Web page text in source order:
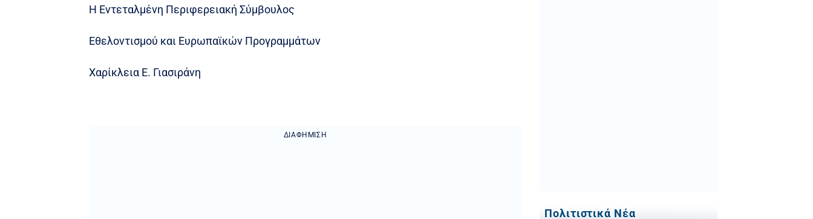
Η Εντεταλμένη Περιφερειακή Σύμβουλος
Εθελοντισμού και Ευρωπαϊκών Προγραμμάτων
Χαρίκλεια Ε. Γιασιράνη
ΔΙΑΦΉΜΙΣΗ
Πολιτιστικά Νέα